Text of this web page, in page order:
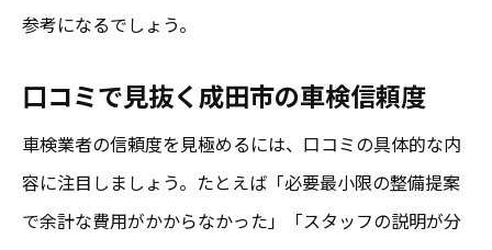
参考になるでしょう。
口コミで見抜く成田市の車検信頼度
車検業者の信頼度を見極めるには、口コミの具体的な内
容に注目しましょう。たとえば「必要最小限の整備提案
で余計な費用がかからなかった」「スタッフの説明が分